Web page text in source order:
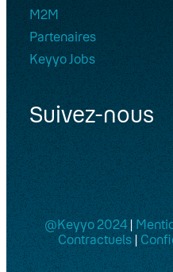
M2M
Partenaires
Keyyo Jobs
Suivez-nous
@Keyyo 2024|
Contractuels|